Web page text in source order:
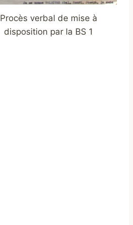
Procès verbal de mise à
disposition par la BS 1